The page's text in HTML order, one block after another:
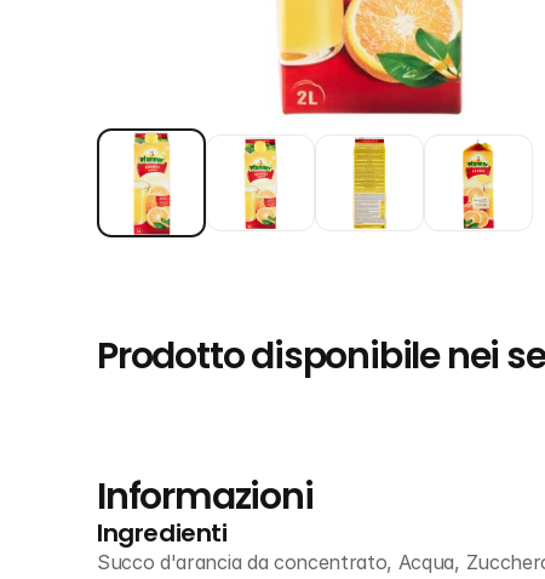
Prodotto disponibile nei
Informazioni
Ingredienti
Succo d'arancia da concentrato, Acqua,